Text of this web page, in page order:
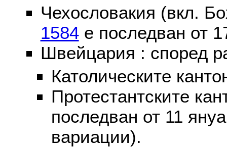
Чехословакия (вкл.
1584е последван от
Швейцария : според
Католическите
Протестантските
последван от 11
вариации).